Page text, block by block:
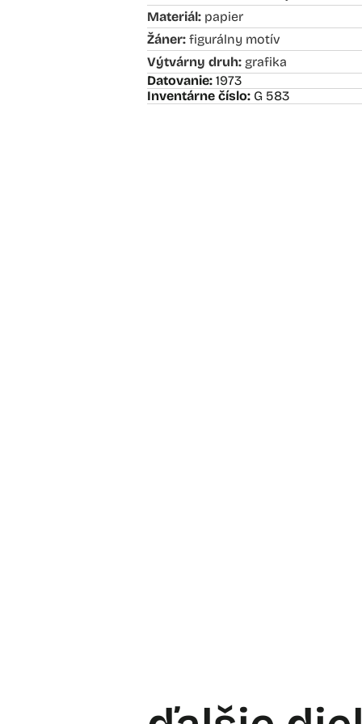
Materiál: papier
Žáner: figurálny motív
Výtvárny druh: grafika
Datovanie: 1973
Inventárne číslo: G 583